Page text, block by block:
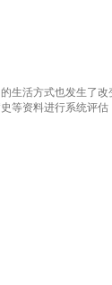
活方式也发生了改
等资料进行系统评